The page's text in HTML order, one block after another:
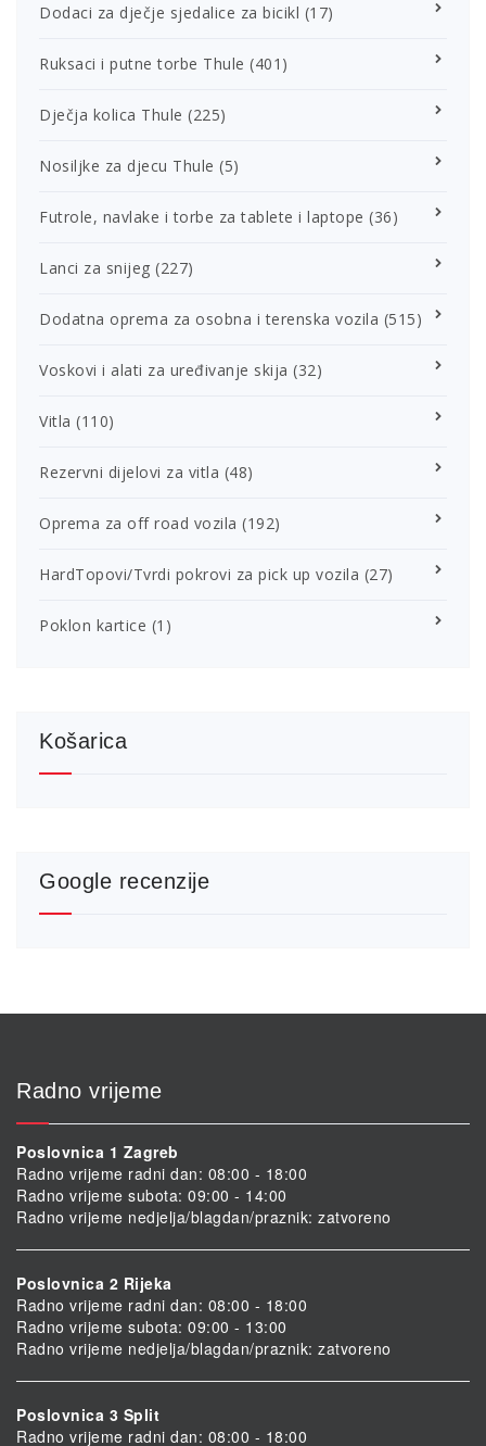
Dodaci za dječje sjedalice za bicikl (17)
Ruksaci i putne torbe Thule (401)
Dječja kolica Thule (225)
Nosiljke za djecu Thule (5)
Futrole, navlake i torbe za tablete i laptope (36)
Lanci za snijeg (227)
Dodatna oprema za osobna i terenska vozila (515)
Voskovi i alati za uređivanje skija (32)
Vitla (110)
Rezervni dijelovi za vitla (48)
Oprema za off road vozila (192)
HardTopovi/Tvrdi pokrovi za pick up vozila (27)
Poklon kartice (1)
Košarica
Google recenzije
Radno vrijeme
Poslovnica 1 Zagreb
Radno vrijeme radni dan: 08:00 - 18:00
Radno vrijeme subota: 09:00 - 14:00
Radno vrijeme nedjelja/blagdan/praznik: zatvoreno
Poslovnica 2 Rijeka
Radno vrijeme radni dan: 08:00 - 18:00
Radno vrijeme subota: 09:00 - 13:00
Radno vrijeme nedjelja/blagdan/praznik: zatvoreno
Poslovnica 3 Split
Radno vrijeme radni dan: 08:00 - 18:00